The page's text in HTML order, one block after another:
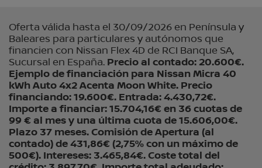
Oferta válida hasta el 30/09/2026 en Península y
Baleares para particulares y autónomos que
financien con Nissan Flex 4D de RCI Banque SA,
Sucursal en España. Precio al contado: 20.600€.
Ejemplo de financiación para Nissan Micra 40
kWh Auto 4x2 Acenta Moon White. Precio
financiando: 19.600€. Entrada: 4.430,72€.
Importe a financiar: 15.704,16€ en 36 cuotas de
99 € al mes y una última cuota de 15.606,00€.
Plazo 37 meses. Comisión de Apertura (al
contado) de 431,86€ (2,75% con un máximo de
500€). Intereses: 3.465,84€. Coste total del